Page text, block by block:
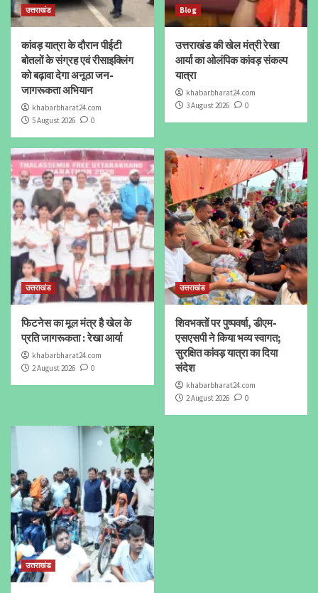
उत्तराखंड
कांवड़ यात्रा के दौरान पीईटी
बोतलों के संग्रह एवं रीसाइक्लिंग
को बढ़ावा देगा अनूठा जन-
जागरूकता अभियान
khabarbharat24.com
5 August 2026
0
Blog
उत्तराखंड की खेल मंत्री रेखा
आर्या का ओलंपिक कांवड़ संकल्प
यात्रा
khabarbharat24.com
3 August 2026
0
उत्तराखंड
फिटनेस का मूल मंत्र है खेल के
प्रति जागरूकता : रेखा आर्या
khabarbharat24.com
2 August 2026
0
उत्तराखंड
शिवभक्तों पर पुष्पवर्षा, डीएम-
एसएसपी ने किया भव्य स्वागत;
सुरक्षित कांवड़ यात्रा का दिया
संदेश
khabarbharat24.com
2 August 2026
0
उत्तराखंड